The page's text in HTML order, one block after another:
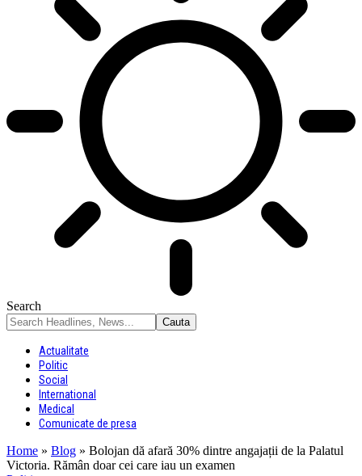
Search
Actualitate
Politic
Social
International
Medical
Comunicate de presa
Home » Blog » Bolojan dă afară 30% dintre angajații de la Palatul
Victoria. Rămân doar cei care iau un examen